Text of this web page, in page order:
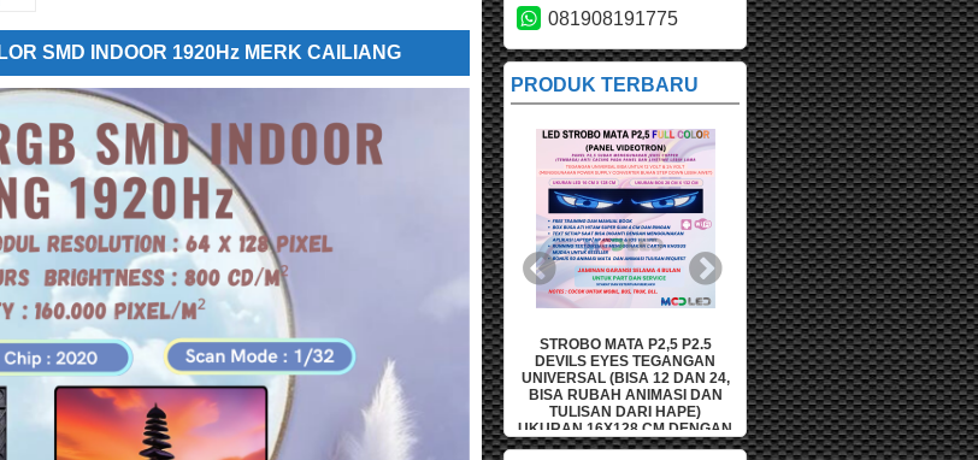
SMD INDOOR 1920Hz MERK CAILIANG
081908191775
PRODUK TERBARU
24,
STROBO MATA P2,5 P2.5
DEVILS EYES TEGANGAN
UNIVERSAL (BISA 12 DAN 24,
BISA RUBAH ANIMASI DAN
TULISAN DARI HAPE)
UKURAN 16X160 CM DENGAN
BOX 20X164 CM
STROBO MATA P2,5 P2.5
DEVILS EYES TEGANGAN
UNIVERSAL (BISA 12 DAN 24,
BISA RUBAH ANIMASI DAN
TULISAN DARI HAPE)
UKURAN 16X128 CM DENGAN
BOX 20X132 CM
STROBO MATA P2,5 P2.5
DEVILS EYES TEGANGAN
UNIVERSAL (BISA 12 DAN 24,
BISA RUBAH ANIMASI DAN
TULISAN DARI HAPE)
UKURAN 16X96 CM DENGAN
BOX 20X100 CM
STROBO MATA P2,5
DEVILS EYES
UNIVERSAL (BISA 12
BISA RUBAH ANIMASI
TULISAN DARI
UKURAN 16X64 CM
BOX 20X68 CM